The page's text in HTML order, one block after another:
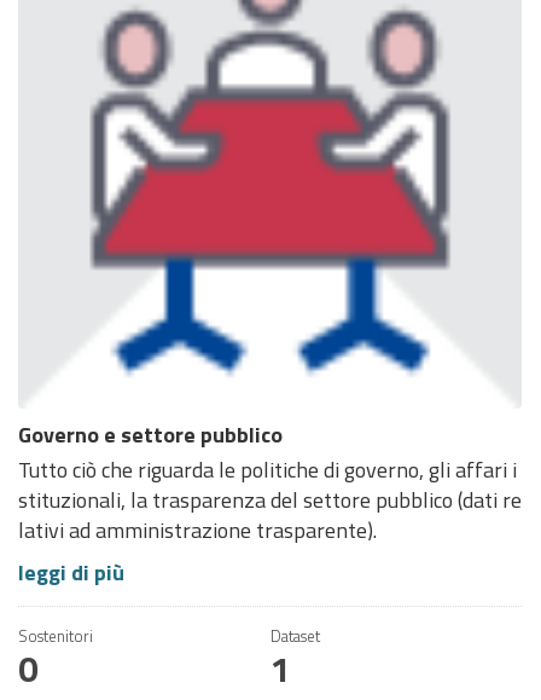
Governo e settore pubblico
Tutto ciò che riguarda le politiche di governo, gli affari i
stituzionali, la trasparenza del settore pubblico (dati re
lativi ad amministrazione trasparente).
leggi di più
Sostenitori
0
Dataset
1